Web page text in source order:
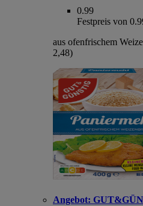
0.99
Festpreis von
aus ofenfrischem
2,48)
Angebot: